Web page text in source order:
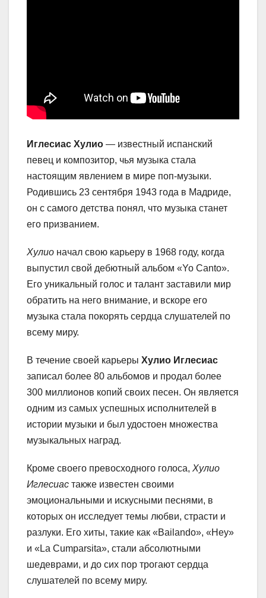
Иглесиас Хулио — известный испанский
певец и композитор, чья музыка стала
настоящим явлением в мире поп-музыки.
Родившись 23 сентября 1943 года в Мадриде,
он с самого детства понял, что музыка станет
его призванием.
Хулио начал свою карьеру в 1968 году, когда
выпустил свой дебютный альбом «Yo Canto».
Его уникальный голос и талант заставили мир
обратить на него внимание, и вскоре его
музыка стала покорять сердца слушателей по
всему миру.
В течение своей карьеры Хулио Иглесиас
записал более 80 альбомов и продал более
300 миллионов копий своих песен. Он является
одним из самых успешных исполнителей в
истории музыки и был удостоен множества
музыкальных наград.
Кроме своего превосходного голоса, Хулио
Иглесиас также известен своими
эмоциональными и искусными песнями, в
которых он исследует темы любви, страсти и
разлуки. Его хиты, такие как «Bailando», «Hey»
и «La Cumparsita», стали абсолютными
шедеврами, и до сих пор трогают сердца
слушателей по всему миру.